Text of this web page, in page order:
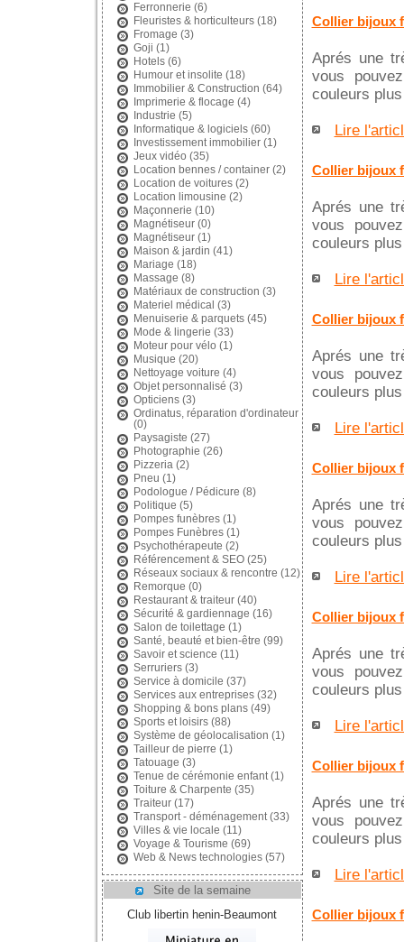
Ferronnerie (6)
Fleuristes & horticulteurs(18)
Fromage (3)
Goji (1)
Hotels(6)
Humour et insolite (18)
Immobilier & Construction (64)
Imprimerie & flocage (4)
Industrie (5)
Informatique & logiciels(60)
Investissement immobilier(1)
Jeux vidéo (35)
Location bennes / container(2)
Location de voitures(2)
Location limousine (2)
Maçonnerie (10)
Magnétiseur(0)
Magnétiseur(1)
Maison & jardin (41)
Mariage (18)
Massage (8)
Matériaux de construction (3)
Materiel médical (3)
Menuiserie & parquets(45)
Mode & lingerie (33)
Moteur pour vélo (1)
Musique (20)
Nettoyage voiture (4)
Objet personnalisé (3)
Opticiens(3)
Ordinatus, réparation d'ordinateur
(0)
Paysagiste (27)
Photographie (26)
Pizzeria (2)
Pneu (1)
Podologue / Pédicure (8)
Politique (5)
Pompes funèbres(1)
Pompes Funèbres(1)
Psychothérapeute (2)
Référencement & SEO(25)
Réseaux sociaux & rencontre (12)
Remorque (0)
Restaurant & traiteur(40)
Sécurité & gardiennage (16)
Salon de toilettage (1)
Santé, beauté et bien-être (99)
Savoir et science (11)
Serruriers(3)
Service à domicile (37)
Services aux entreprises(32)
Shopping & bons plans(49)
Sports et loisirs(88)
Système de géolocalisation (1)
Tailleur de pierre (1)
Tatouage (3)
Tenue de cérémonie enfant(1)
Toiture & Charpente (35)
Traiteur(17)
Transport - déménagement(33)
Villes & vie locale (11)
Voyage & Tourisme (69)
Web & News technologies(57)
Site de la semaine
Club libertin henin-Beaumont
Collier bijoux
Aprés une
vous
couleurs
Lire
Collier bijoux
Aprés une
vous
couleurs
Lire
Collier bijoux
Aprés une
vous
couleurs
Lire
Collier bijoux
Aprés une
vous
couleurs
Lire
Collier bijoux
Aprés une
vous
couleurs
Lire
Collier bijoux
Aprés une
vous
couleurs
Lire
Collier bijoux